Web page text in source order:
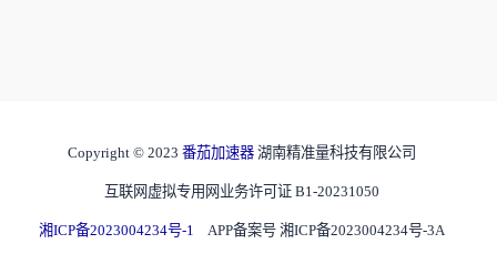
Copyright © 2023 番茄加速器 湖南精准量科技有限公司
互联网虚拟专用网业务许可证 B1-20231050
湘ICP备2023004234号-1 APP备案号 湘ICP备2023004234号-3A